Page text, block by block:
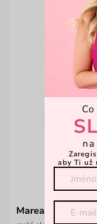
Marea Wine
aby Ti už